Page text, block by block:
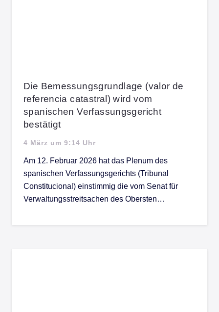
Die Bemessungsgrundlage (valor de
referencia catastral) wird vom
spanischen Verfassungsgericht
bestätigt
4 März um 9:14 Uhr
Am 12. Februar 2026 hat das Plenum des
spanischen Verfassungsgerichts (Tribunal
Constitucional) einstimmig die vom Senat für
Verwaltungsstreitsachen des Obersten…